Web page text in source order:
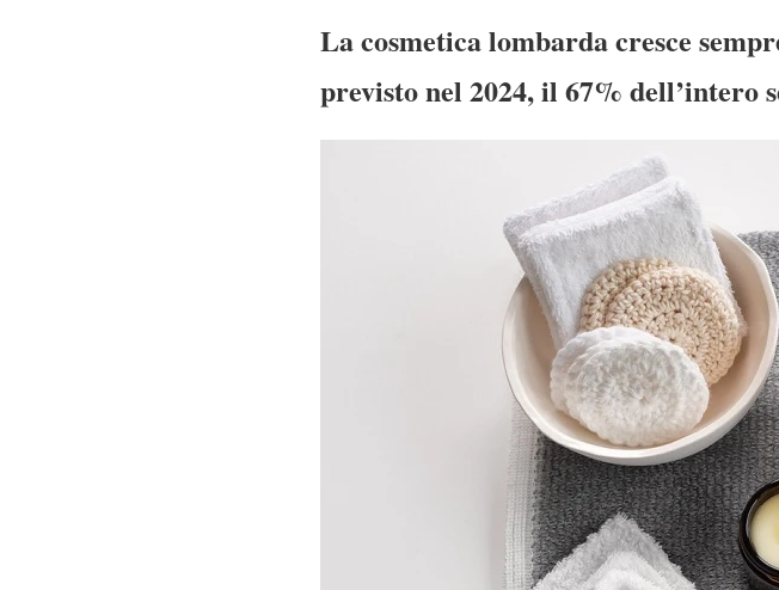
La cosmetica lombarda cresce
previsto nel 2024, il 67% dell’intero